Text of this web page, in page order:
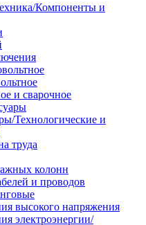
Компоненты и
и сварочное
Технологические и
труда
колонн
и проводов
высокого напряжения
электроэнергии/